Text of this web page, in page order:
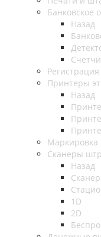
Банковское
Назад
Принтеры
Назад
Маркировка
Сканеры
Назад
1D
2D